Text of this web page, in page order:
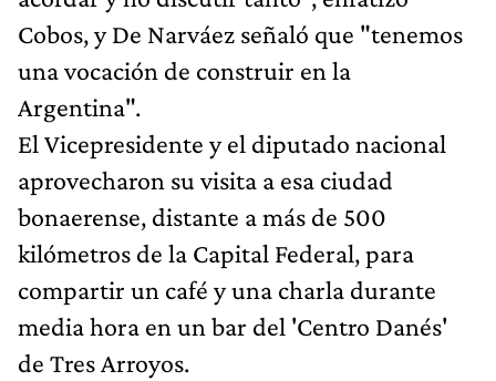
Cobos, y De Narváez señaló que "tenemos
una vocación de construir en la
Argentina".
El Vicepresidente y el diputado nacional
aprovecharon su visita a esa ciudad
bonaerense, distante a más de 500
kilómetros de la Capital Federal, para
compartir un café y una charla durante
media hora en un bar del 'Centro Danés'
de Tres Arroyos.